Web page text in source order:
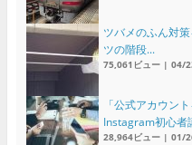
ツバメのふん対
ツの階段...
75,061ビュー| 04/
「公式アカウン
Instagram初心者
28,964ビュー| 01/